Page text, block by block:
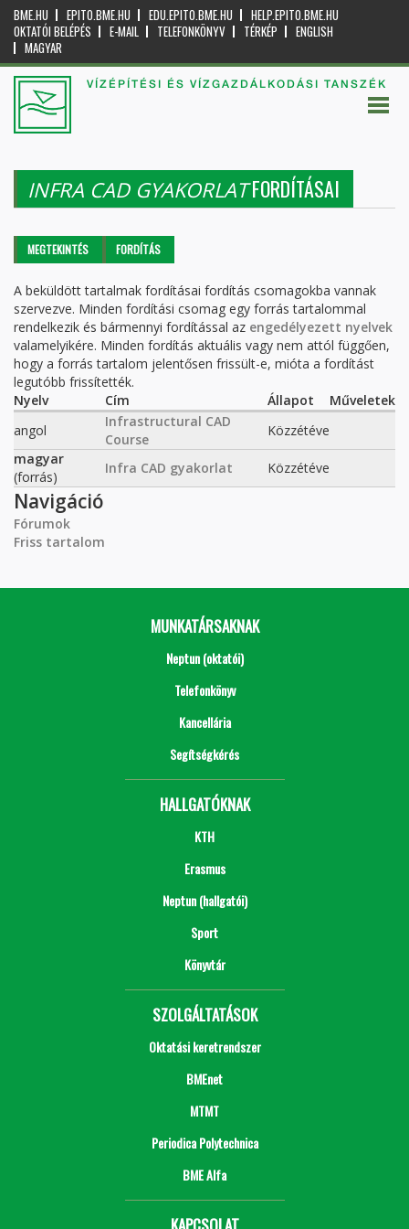
BME.HU EPITO.BME.HU EDU.EPITO.BME.HU
HELP.EPITO.BME.HU
OKTATÓI BELÉPÉS
E-MAIL TELEFONKÖNYV TÉRKÉP
ENGLISH
MAGYAR
VÍZÉPÍTÉSI ÉS VÍZGAZDÁLKODÁSI TANSZÉK
INFRA CAD GYAKORLATFORDÍTÁSAI
Elsődleges fülek
MEGTEKINTÉS FORDÍTÁS
A beküldött tartalmak fordításai fordítás csomagokba vannak
szervezve. Minden fordítási csomag egy forrás tartalommal
rendelkezik és bármennyi fordítással az engedélyezett nyelvek
valamelyikére. Minden fordítás aktuális vagy nem attól függően,
hogy a forrás tartalom jelentősen frissült-e, mióta a fordítást
legutóbb frissítették.
Nyelv
Cím Állapot
Műveletek
angol
Infrastructural CAD
Course
Közzétéve
magyar
(forrás)
Infra CAD gyakorlat Közzétéve
Navigáció
Fórumok
Friss tartalom
MUNKATÁRSAKNAK
Neptun (oktatói)
Telefonkönyv
Kancellária
Segítségkérés
HALLGATÓKNAK
KTH
Erasmus
Neptun (hallgatói)
Sport
Könyvtár
SZOLGÁLTATÁSOK
Oktatási keretrendszer
BMEnet
MTMT
Periodica Polytechnica
BME Alfa